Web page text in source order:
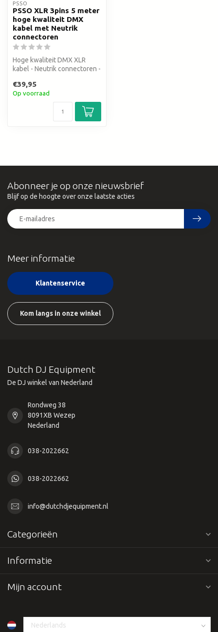
PSSO
PSSO XLR 3pins 5 meter
hoge kwaliteit DMX
kabel met Neutrik
connectoren
Hoge kwaliteit DMX XLR
kabel - Neutrik connectoren -
€39,95
Op voorraad
Meer informatie
Klantenservice
Kom langs in onze winkel
Abonneer je op onze nieuwsbrief
Blijf op de hoogte over onze laatste acties
Dutch DJ Equipment
De DJ winkel van Nederland
Rondweg 38
8091XB Wezep
Nederland
038-2022662
038-2022662
info@dutchdjequipment.nl
Categorieën
Informatie
Mijn account